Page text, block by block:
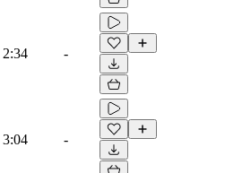
2:34 -
3:04 -